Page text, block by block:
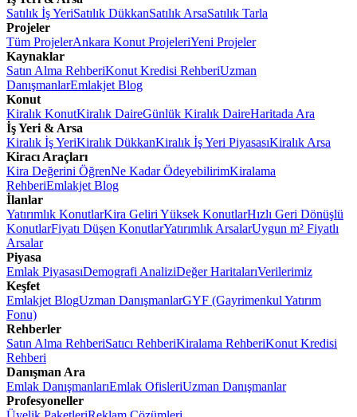
Satılık İş YeriSatılık DükkanSatılık ArsaSatılık Tarla
Projeler
Tüm ProjelerAnkara Konut ProjeleriYeni Projeler
Kaynaklar
Satın Alma RehberiKonut Kredisi RehberiUzman
DanışmanlarEmlakjet Blog
Konut
Kiralık KonutKiralık DaireGünlük Kiralık DaireHaritada Ara
İş Yeri & Arsa
Kiralık İş YeriKiralık DükkanKiralık İş Yeri PiyasasıKiralık Arsa
Kiracı Araçları
Kira Değerini ÖğrenNe Kadar ÖdeyebilirimKiralama
RehberiEmlakjet Blog
İlanlar
Yatırımlık KonutlarKira Geliri Yüksek KonutlarHızlı Geri Dönüşlü
KonutlarFiyatı Düşen KonutlarYatırımlık ArsalarUygun m² Fiyatlı
Arsalar
Piyasa
Emlak PiyasasıDemografi AnaliziDeğer HaritalarıVerilerimiz
Keşfet
Emlakjet BlogUzman DanışmanlarGYF (Gayrimenkul Yatırım
Fonu)
Rehberler
Satın Alma RehberiSatıcı RehberiKiralama RehberiKonut Kredisi
Rehberi
Danışman Ara
Emlak DanışmanlarıEmlak OfisleriUzman Danışmanlar
Profesyoneller